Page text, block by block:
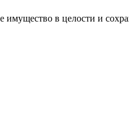
в целости и